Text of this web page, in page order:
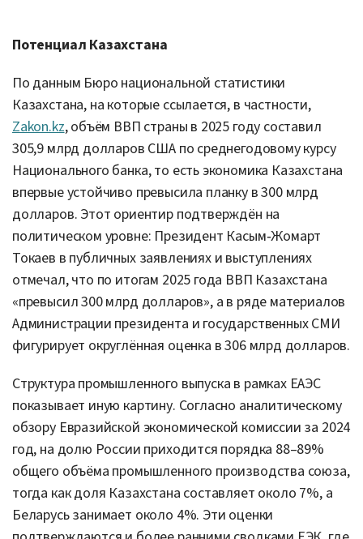
Потенциал Казахстана
По данным Бюро национальной статистики
Казахстана, на которые ссылается, в частности,
Zakon.kz, объём ВВП страны в 2025 году составил
305,9 млрд долларов США по среднегодовому курсу
Национального банка, то есть экономика Казахстана
впервые устойчиво превысила планку в 300 млрд
долларов. Этот ориентир подтверждён на
политическом уровне: Президент Касым‑Жомарт
Токаев в публичных заявлениях и выступлениях
отмечал, что по итогам 2025 года ВВП Казахстана
«превысил 300 млрд долларов», а в ряде материалов
Администрации президента и государственных СМИ
фигурирует округлённая оценка в 306 млрд долларов.
Структура промышленного выпуска в рамках ЕАЭС
показывает иную картину. Согласно аналитическому
обзору Евразийской экономической комиссии за 2024
год, на долю России приходится порядка 88–89%
общего объёма промышленного производства союза,
тогда как доля Казахстана составляет около 7%, а
Беларусь занимает около 4%. Эти оценки